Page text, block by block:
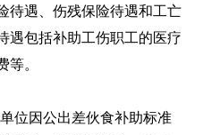
待遇、伤残保险待遇和工亡
遇包括补助工伤职工的医疗
等。
位因公出差伙食补助标准